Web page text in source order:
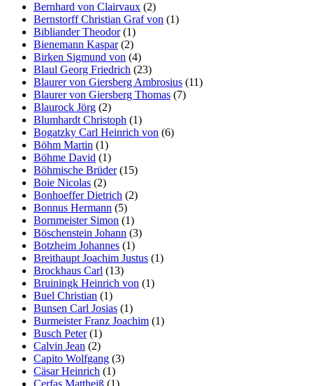
Bernhard von Clairvaux (2)
Bernstorff Christian Graf von (1)
Bibliander Theodor(1)
Bienemann Kaspar(2)
Birken Sigmund von (4)
Blaul Georg Friedrich (23)
Blaurer von Giersberg Ambrosius (11)
Blaurer von Giersberg Thomas (7)
Blaurock Jörg (2)
Blumhardt Christoph (1)
Bogatzky Carl Heinrich von (6)
Böhm Martin (1)
Böhme David (1)
Böhmische Brüder(15)
Boie Nicolas (2)
Bonhoeffer Dietrich (2)
Bonnus Hermann (5)
Bornmeister Simon (1)
Böschenstein Johann (3)
Botzheim Johannes (1)
Breithaupt Joachim Justus (1)
Brockhaus Carl (13)
Bruiningk Heinrich von (1)
Buel Christian (1)
Bunsen Carl Josias (1)
Burmeister Franz Joachim (1)
Busch Peter(1)
Calvin Jean (2)
Capito Wolfgang (3)
Cäsar Heinrich (1)
Cerfas Mattheiß (1)